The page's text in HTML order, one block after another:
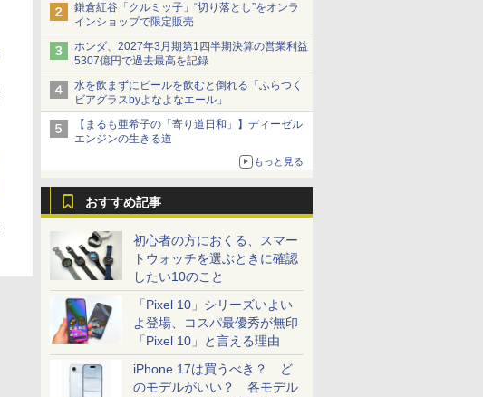
鎌倉紅谷「クルミッ子」“切り落とし”をオンラ
インショップで限定販売
ホンダ、2027年3月期第1四半期決算の営業利益
5307億円で過去最高を記録
水を飲まずにビールを飲むと倒れる「ふらつく
ビアグラスbyよなよなエール」
【まるも亜希子の「寄り道日和」】ディーゼル
エンジンの生きる道
もっと見る
おすすめ記事
初心者の方におくる、スマー
トウォッチを選ぶときに確認
したい10のこと
「Pixel 10」シリーズいよい
よ登場、コスパ最優秀が無印
「Pixel 10」と言える理由
iPhone 17は買うべき？ ど
のモデルがいい？ 各モデル